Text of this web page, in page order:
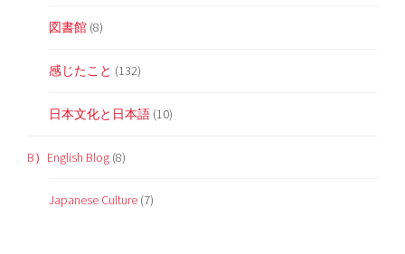
図書館 (8)
感じたこと (132)
日本文化と日本語 (10)
B）English Blog (8)
Japanese Culture (7)